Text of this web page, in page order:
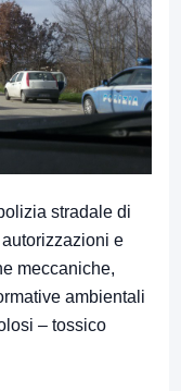
stradale di
e
meccaniche,
ambientali
– tossico